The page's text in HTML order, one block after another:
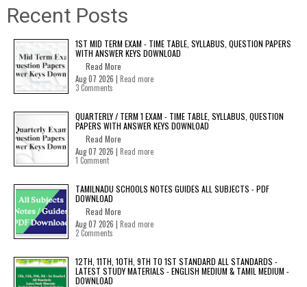
Recent Posts
1ST MID TERM EXAM - TIME TABLE, SYLLABUS, QUESTION PAPERS
WITH ANSWER KEYS DOWNLOAD
Read More
Aug 07 2026 | Read more
3 Comments
QUARTERLY / TERM 1 EXAM - TIME TABLE, SYLLABUS, QUESTION
PAPERS WITH ANSWER KEYS DOWNLOAD
Read More
Aug 07 2026 | Read more
1 Comment
TAMILNADU SCHOOLS NOTES GUIDES ALL SUBJECTS - PDF
DOWNLOAD
Read More
Aug 07 2026 | Read more
2 Comments
12TH, 11TH, 10TH, 9TH TO 1ST STANDARD ALL STANDARDS -
LATEST STUDY MATERIALS - ENGLISH MEDIUM & TAMIL MEDIUM -
DOWNLOAD